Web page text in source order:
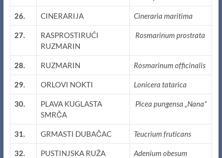
26. CINERARIJA Cineraria maritima
27.
RASPROSTIRUĆI
RUZMARIN
Rosmarinum prostrata
28. RUZMARIN Rosmarinum officinalis
29. ORLOVI NOKTI Lonicera tatarica
30.
PLAVA KUGLASTA
SMRČA
Picea pungensa „Nana“
31. GRMASTI DUBAČAC Teucrium fruticans
32. PUSTINJSKA RUŽA Adenium obesum